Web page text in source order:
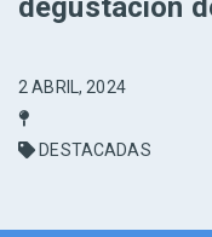
degustación
2 ABRIL, 2024
DESTACADAS